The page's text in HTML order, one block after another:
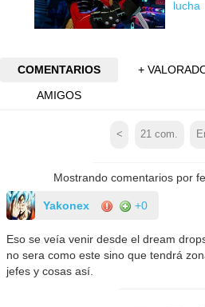
lucha
COMENTARIOS
+
AMIGOS
< 21 com.
Mostrando comentarios por
Yakonex +0
Eso se veía venir desde el dream
no sera como este sino que tendrá
jefes y cosas así.